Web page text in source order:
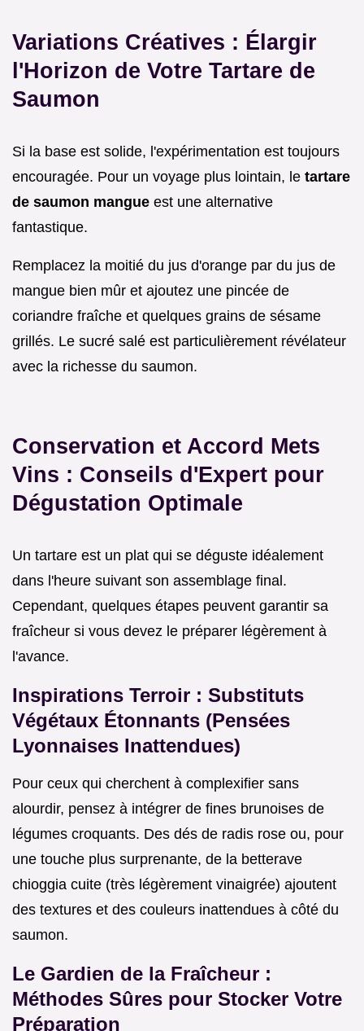
Variations Créatives : Élargir
l'Horizon de Votre Tartare de
Saumon
Si la base est solide, l'expérimentation est toujours
encouragée. Pour un voyage plus lointain, le tartare
de saumon mangue est une alternative
fantastique.
Remplacez la moitié du jus d'orange par du jus de
mangue bien mûr et ajoutez une pincée de
coriandre fraîche et quelques grains de sésame
grillés. Le sucré salé est particulièrement révélateur
avec la richesse du saumon.
Conservation et Accord Mets
Vins : Conseils d'Expert pour
Dégustation Optimale
Un tartare est un plat qui se déguste idéalement
dans l'heure suivant son assemblage final.
Cependant, quelques étapes peuvent garantir sa
fraîcheur si vous devez le préparer légèrement à
l'avance.
Inspirations Terroir : Substituts
Végétaux Étonnants (Pensées
Lyonnaises Inattendues)
Pour ceux qui cherchent à complexifier sans
alourdir, pensez à intégrer de fines brunoises de
légumes croquants. Des dés de radis rose ou, pour
une touche plus surprenante, de la betterave
chioggia cuite (très légèrement vinaigrée) ajoutent
des textures et des couleurs inattendues à côté du
saumon.
Le Gardien de la Fraîcheur :
Méthodes Sûres pour Stocker Votre
Préparation